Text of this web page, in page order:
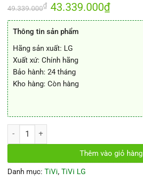
49.339.000₫ Giá
gốc
là:
43.339.000₫Giá
tại
Thông tin sản phẩm
Hãng sản xuất: LG
Xuất xứ: Chính hãng
Bảo hành: 24 tháng
Kho hàng: Còn hàng
Tivi Oled 3D LG 55EG920T 55 inch số lượng
Thêm vào giỏ hàng
Danh mục: TiVi, TiVi LG